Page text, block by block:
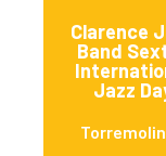
Clarence
Band
Jazz